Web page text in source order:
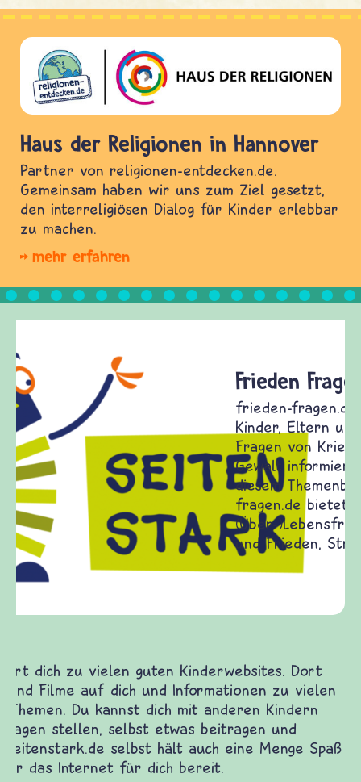
Haus der Religionen in Hannover
Partner von religionen-entdecken.de.
Gemeinsam haben wir uns zum Ziel gesetzt,
den interreligiösen Dialog für Kinder erlebbar
zu machen.
mehr erfahren
Kinder, Eltern und ErzieherInnen das zu
Fragen von Krieg und Frieden, Streit und
Gewalt informiert und einen Austausch zu
diesem Themenbereich ermöglicht. frieden-
fragen.de bietet Antworten auf wichtige
(Über-)Lebensfragen aus den Bereichen Krieg